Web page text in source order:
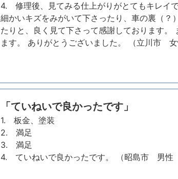
4. 修理後、見てみる仕上がりがとてもキレイ
細かいキズをみがいて下さったり、車の裏（？
たりと、良く見て下さって感謝しております。
ます。 ありがとうございました。 （立川市
「ていねいで良かったです」
1. 板金、塗装
2. 満足
3. 満足
4. ていねいで良かったです。 （昭島市 男